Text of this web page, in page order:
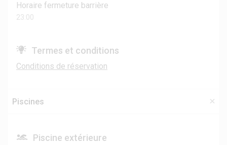
Horaire fermeture barrière
23:00
Termes et conditions
Conditions de réservation
Piscines
Piscine extérieure